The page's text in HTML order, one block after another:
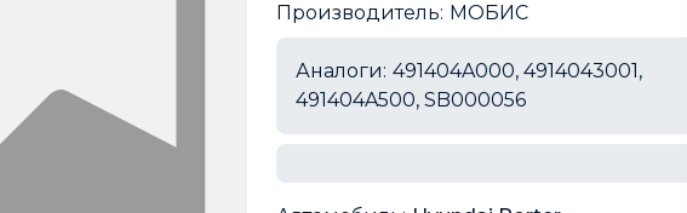
Производитель: МОБИС
Аналоги: 491404A000, 4914043001,
491404A500, SB000056